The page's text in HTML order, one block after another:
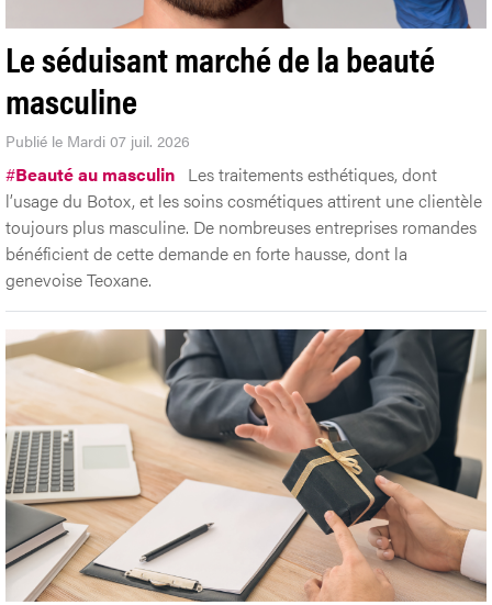
Le séduisant marché de la beauté
masculine
Publié le Mardi 07 juil. 2026
#Beauté au masculin Les traitements esthétiques, dont
l’usage du Botox, et les soins cosmétiques attirent une clientèle
toujours plus masculine. De nombreuses entreprises romandes
bénéficient de cette demande en forte hausse, dont la
genevoise Teoxane.